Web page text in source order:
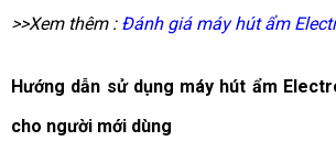
>>Xem thêm : Đánh giá máy hút ẩm
Hướng dẫn sử dụng máy hút ẩm
cho người mới dùng